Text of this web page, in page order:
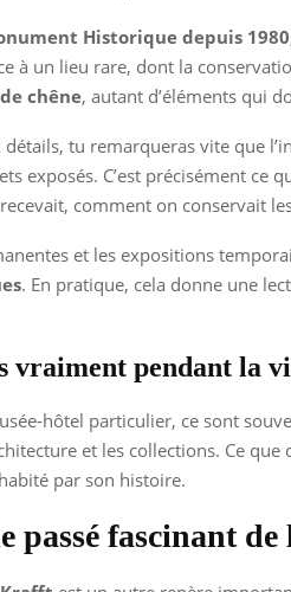
Historique depuis 1980
à un lieu rare, dont la
chêne, autant d’éléments qui
détails, tu remarqueras vite que
exposés. C’est précisément
comment on conservait
et les expositions
. En pratique, cela donne une
vraiment pendant la
hôtel particulier, ce sont
et les collections. Ce
par son histoire.
passé fascinant